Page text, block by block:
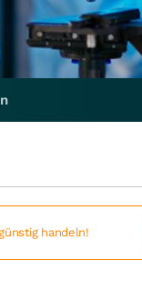
handeln!